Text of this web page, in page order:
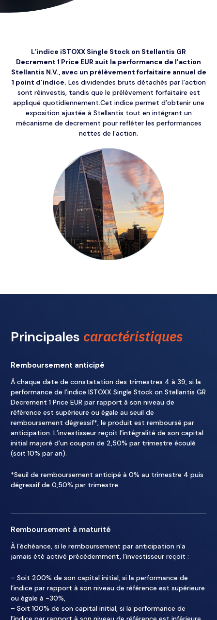
L’indice iSTOXX Single Stock on Stellantis GR
Decrement 1 Price EUR suit la performance de l’action
Stellantis N.V., avec un prélèvement forfaitaire annuel de
1 point d’indice. Les dividendes bruts détachés par l’action
sont réinvestis, tandis que le prélèvement forfaitaire est
appliqué quotidiennement.Cet indice permet d’obtenir une
exposition ajustée à Stellantis tout en intégrant un
mécanisme de decrement pour refléter les performances
nettes de l’action.
Principales caractéristiques
Remboursement anticipé
À chaque date de constatation des trimestres 4 à 39, si la
performance de l’indice ISTOXX Single Stock on Stellantis GR
Decrement 1 Price EUR par rapport à son niveau de
référence est supérieure ou égale au seuil de
remboursement dégressif*, le produit est remboursé par
anticipation. L’investisseur reçoit l’intégralité de son capital
initial majoré d’un coupon de 2,50% par trimestre écoulé
(soit 10% par an).
*Seuil de remboursement anticipé à 0% au trimestre 4 puis
dégressif de 0,50% par trimestre.
Remboursement à maturité
À l’échéance, si le remboursement par anticipation n’a
jamais été activé précédemment, l’investisseur reçoit :
– Soit 200% de son capital initial, si la performance de
l’indice par rapport à son niveau de référence est supérieure
ou égale à -30%,
– Soit 100% de son capital initial, si la performance de